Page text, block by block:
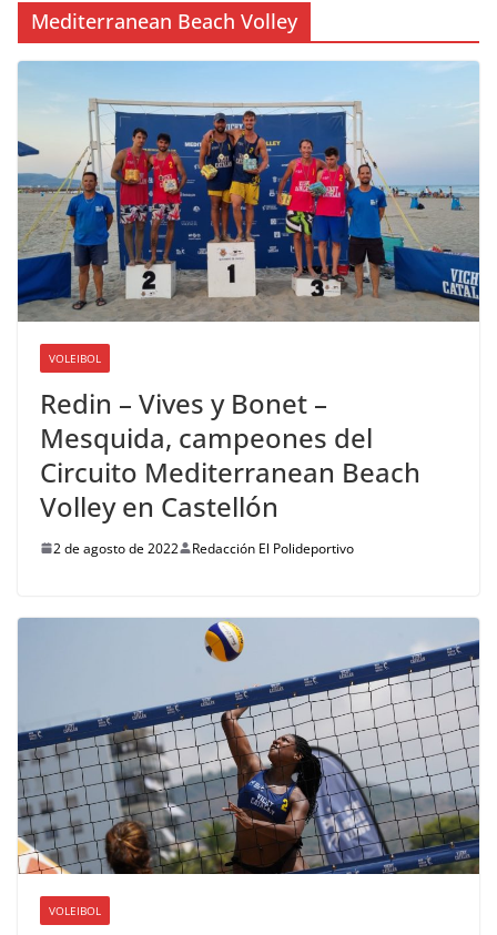
Mediterranean Beach Volley
VOLEIBOL
Redin – Vives y Bonet –
Mesquida, campeones del
Circuito Mediterranean Beach
Volley en Castellón
2 de agosto de 2022 Redacción El Polideportivo
VOLEIBOL